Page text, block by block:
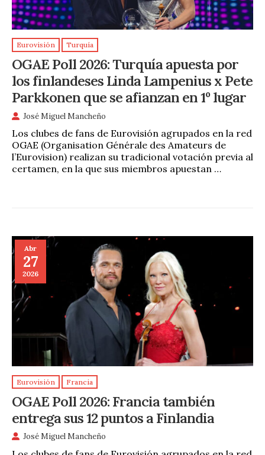
Eurovisión Turquía
OGAE Poll 2026: Turquía apuesta por
los finlandeses Linda Lampenius x Pete
Parkkonen que se afianzan en 1º lugar
José Miguel Mancheño
Los clubes de fans de Eurovisión agrupados en la red
OGAE (Organisation Générale des Amateurs de
l’Eurovision) realizan su tradicional votación previa al
certamen, en la que sus miembros apuestan …
Abr
27
2026
Eurovisión Francia
OGAE Poll 2026: Francia también
entrega sus 12 puntos a Finlandia
José Miguel Mancheño